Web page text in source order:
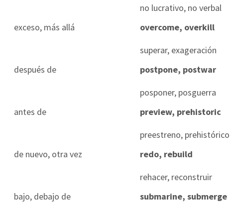
no lucrativo, no verbal
exceso, más allá
overcome, overkill
superar, exageración
después de
postpone, postwar
posponer, posguerra
antes de
preview, prehistoric
preestreno, prehistórico
de nuevo, otra vez
redo, rebuild
rehacer, reconstruir
bajo, debajo de submarine, submerge